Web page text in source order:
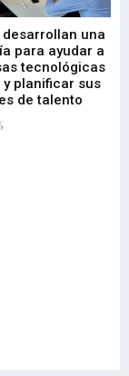
desarrollan una
para ayudar a
tecnológicas
planificar sus
de talento